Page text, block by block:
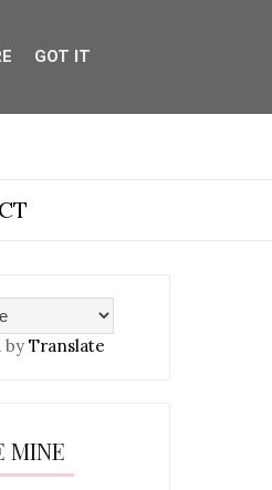
by Translate
MINE
GOT IT